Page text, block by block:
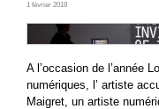
1 février 2018
A l’occasion de l’année
numériques, l’ artiste
Maigret, un artiste